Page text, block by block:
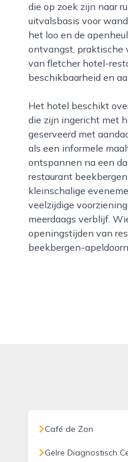
die op zoek zijn naar
uitvalsbasis voor
het loo en de
ontvangst, praktische
van fletcher hotel-
beschikbaarheid en
Het hotel beschikt over verschillende kamertypes, van standaardkamers tot ruimere familiekamers,
die zijn ingericht met
geserveerd met
als een informele
ontspannen na een
restaurant
kleinschalige
veelzijdige
meerdaags verblijf.
openingstijden van
beekbergen-
Café de Zon
Gelre Diagnostisch